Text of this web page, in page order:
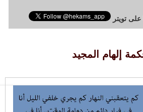
تويتر
إلهام المجيد